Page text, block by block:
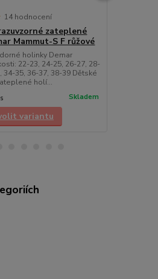
14 hodnocení
zateplené
Mammut-S F růžové
holinky Demar
22-23, 24-25, 26-27, 28-
34-35, 36-37, 38-39 Dětské
holí...
Skladem
variantu